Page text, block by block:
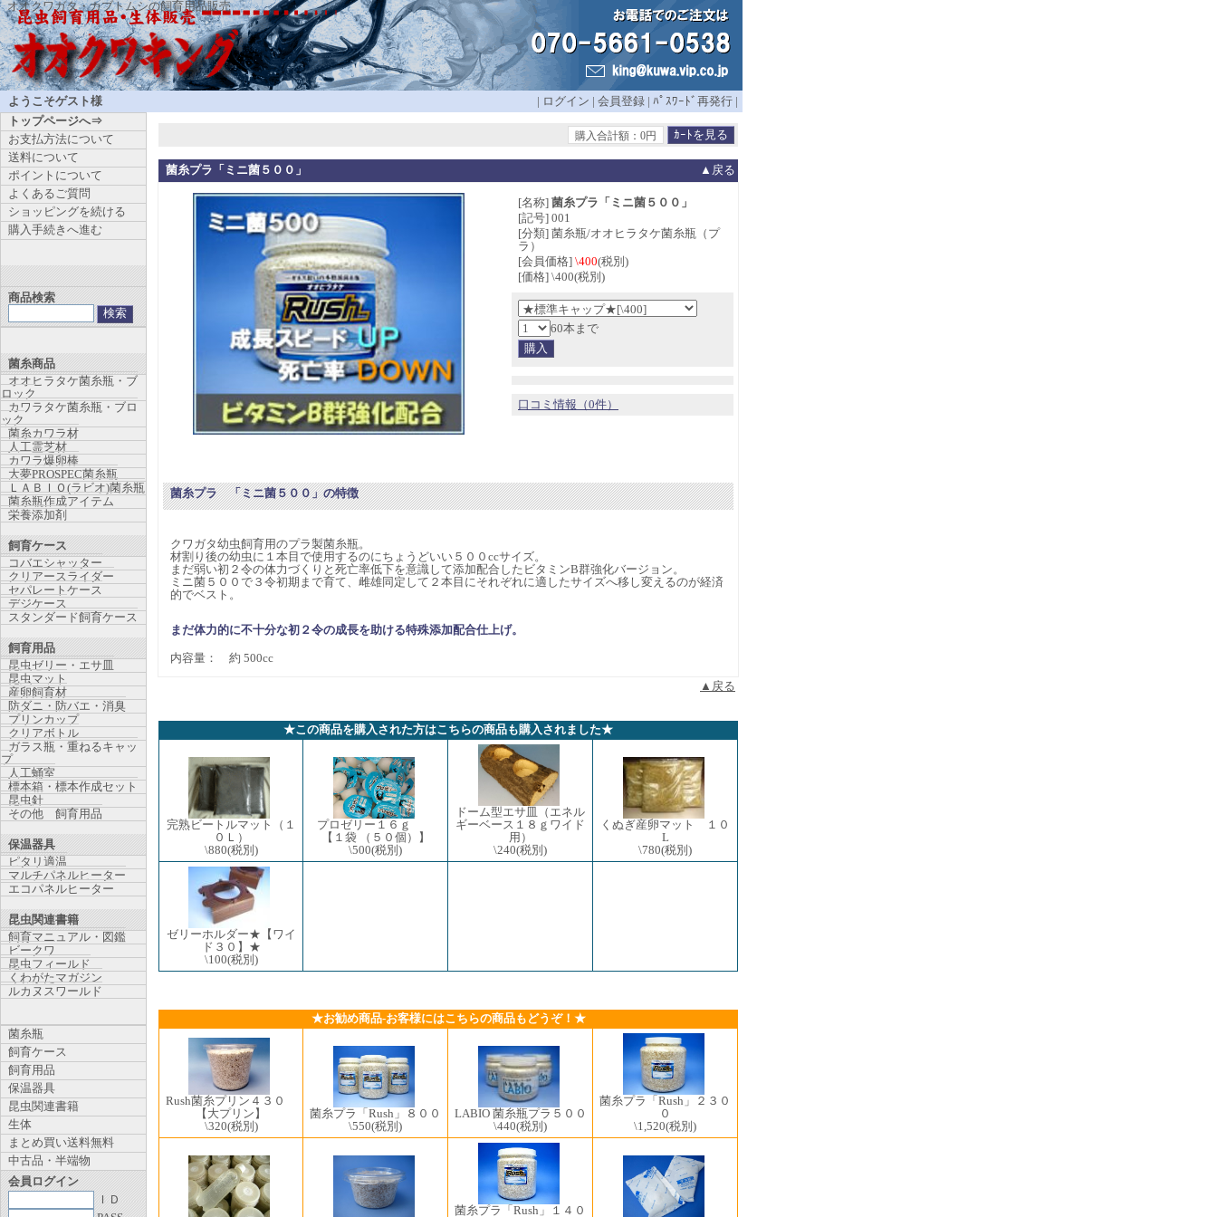
オオクワガタ・カブトムシの飼育用品販売
ようこそゲスト様 | ログイン | 会員登録 | ﾊﾟｽﾜｰﾄﾞ再発行 |
購入合計額：0円
菌糸プラ「ミニ菌５００」 ▲戻る
[名称] 菌糸プラ「ミニ菌５００」
[記号] 001
[分類] 菌糸瓶/オオヒラタケ菌糸瓶（プ
ラ）
[会員価格] \400(税別)
[価格] \400(税別)
60本まで
口コミ情報（0件）
菌糸プラ 「ミニ菌５００」の特徴
クワガタ幼虫飼育用のプラ製菌糸瓶。
材割り後の幼虫に１本目で使用するのにちょうどいい５００ccサイズ。
まだ弱い初２令の体力づくりと死亡率低下を意識して添加配合したビタミンB群強化バージョン。
ミニ菌５００で３令初期まで育て、雌雄同定して２本目にそれぞれに適したサイズへ移し変えるのが経済
的でベスト。
まだ体力的に不十分な初２令の成長を助ける特殊添加配合仕上げ。
内容量： 約 500cc
▲戻る
★この商品を購入された方はこちらの商品も購入されました★
完熟ビートルマット（１
０Ｌ）
\880(税別)
プロゼリー１６ｇ
【１袋 （５０個）】
\500(税別)
ドーム型エサ皿（エネル
ギーベース１８ｇワイド
用）
\240(税別)
くぬぎ産卵マット １０
L
\780(税別)
ゼリーホルダー★【ワイ
ド３０】★
\100(税別)
★お勧め商品-お客様にはこちらの商品もどうぞ！★
Rush菌糸プリン４３０
【大プリン】
\320(税別)
菌糸プラ「Rush」８００
\550(税別)
LABIO 菌糸瓶プラ５００
\440(税別)
菌糸プラ「Rush」２３０
０
\1,520(税別)
菌糸プラ「Rush」１４０
トップページへ⇒
お支払方法について
送料について
ポイントについて
よくあるご質問
ショッピングを続ける
購入手続きへ進む
商品検索
菌糸商品
オオヒラタケ菌糸瓶・ブ
ロック
カワラタケ菌糸瓶・ブロ
ック
菌糸カワラ材
人工霊芝材
カワラ爆卵棒
大夢PROSPEC菌糸瓶
ＬＡＢＩＯ(ラビオ)菌糸瓶
菌糸瓶作成アイテム
栄養添加剤
飼育ケース
コバエシャッター
クリアースライダー
セパレートケース
デジケース
スタンダード飼育ケース
飼育用品
昆虫ゼリー・エサ皿
昆虫マット
産卵飼育材
防ダニ・防バエ・消臭
プリンカップ
クリアボトル
ガラス瓶・重ねるキャッ
プ
人工蛹室
標本箱・標本作成セット
昆虫針
その他 飼育用品
保温器具
ピタリ適温
マルチパネルヒーター
エコパネルヒーター
昆虫関連書籍
飼育マニュアル・図鑑
ビークワ
昆虫フィールド
くわがたマガジン
ルカヌスワールド
菌糸瓶
飼育ケース
飼育用品
保温器具
昆虫関連書籍
生体
まとめ買い送料無料
中古品・半端物
会員ログイン
ＩＤ